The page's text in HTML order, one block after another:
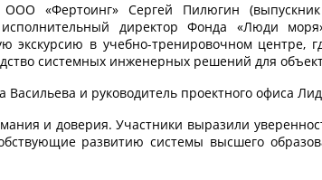
«Фертоинг» Сергей Пилюгин
директор Фонда «Люди
экскурсию в учебно-тренировочном центре,
системных инженерных решений для
и руководитель проектного офиса
и доверия. Участники выразили
развитию системы высшего